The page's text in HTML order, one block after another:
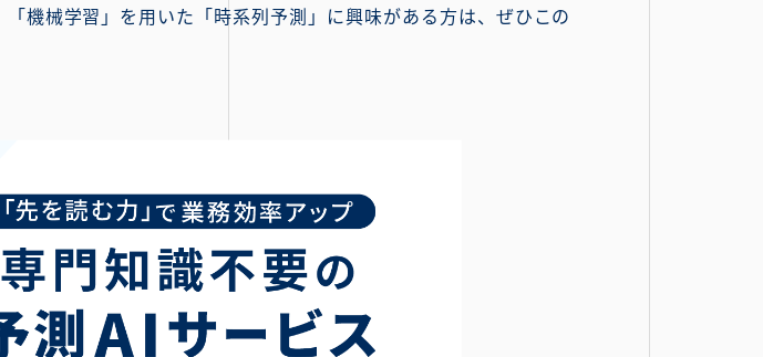
機械学習」を用いた「時系列予測」に興味がある方は、ぜひこの